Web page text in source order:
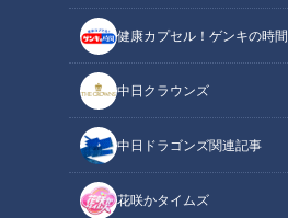
健康カプセル！ゲンキの時間
中日クラウンズ
中日ドラゴンズ関連記事
花咲かタイムズ
2021/01/05 19:00